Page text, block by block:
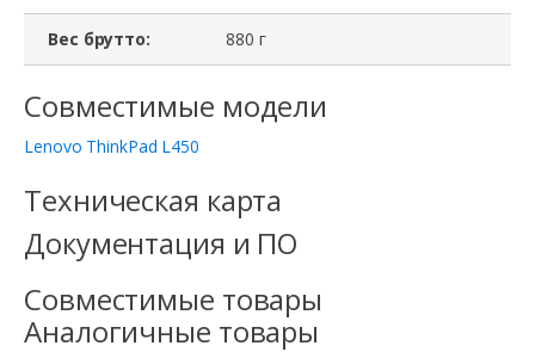
Вес брутто: 880 г
Совместимые модели
Lenovo ThinkPad L450
Техническая карта
Документация и ПО
Совместимые товары
Аналогичные товары